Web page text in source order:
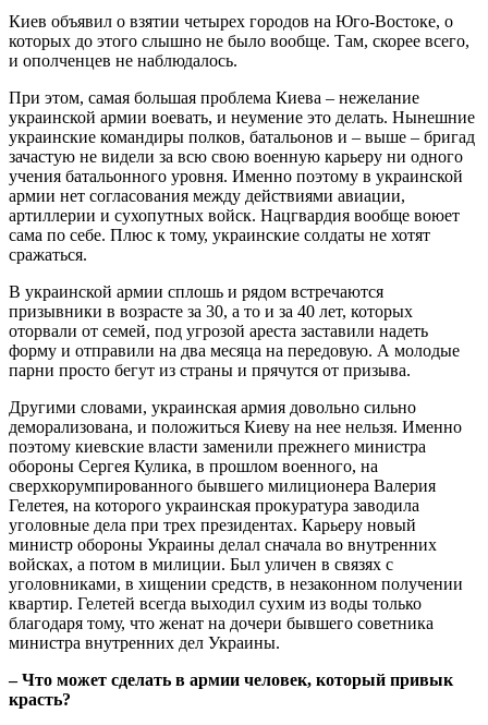
Киев объявил о взятии четырех городов на Юго-Востоке, о
которых до этого слышно не было вообще. Там, скорее всего,
и ополченцев не наблюдалось.
При этом, самая большая проблема Киева – нежелание
украинской армии воевать, и неумение это делать. Нынешние
украинские командиры полков, батальонов и – выше – бригад
зачастую не видели за всю свою военную карьеру ни одного
учения батальонного уровня. Именно поэтому в украинской
армии нет согласования между действиями авиации,
артиллерии и сухопутных войск. Нацгвардия вообще воюет
сама по себе. Плюс к тому, украинские солдаты не хотят
сражаться.
В украинской армии сплошь и рядом встречаются
призывники в возрасте за 30, а то и за 40 лет, которых
оторвали от семей, под угрозой ареста заставили надеть
форму и отправили на два месяца на передовую. А молодые
парни просто бегут из страны и прячутся от призыва.
Другими словами, украинская армия довольно сильно
деморализована, и положиться Киеву на нее нельзя. Именно
поэтому киевские власти заменили прежнего министра
обороны Сергея Кулика, в прошлом военного, на
сверхкорумпированного бывшего милиционера Валерия
Гелетея, на которого украинская прокуратура заводила
уголовные дела при трех президентах. Карьеру новый
министр обороны Украины делал сначала во внутренних
войсках, а потом в милиции. Был уличен в связях с
уголовниками, в хищении средств, в незаконном получении
квартир. Гелетей всегда выходил сухим из воды только
благодаря тому, что женат на дочери бывшего советника
министра внутренних дел Украины.
– Что может сделать в армии человек, который привык
красть?